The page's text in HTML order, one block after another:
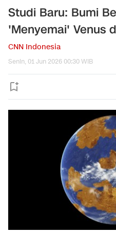
Studi Baru: Bumi
'Menyemai' Venus
CNN Indonesia
Senin, 01 Jun 2026 00:30 WIB